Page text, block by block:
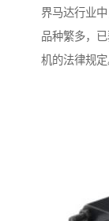
界马达行业
品种繁多，
机的法律规定